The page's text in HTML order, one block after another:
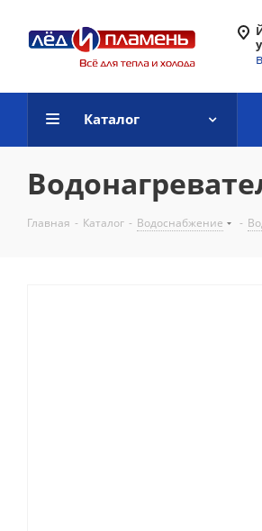
Каталог
Главная - Каталог - Водоснабжение -